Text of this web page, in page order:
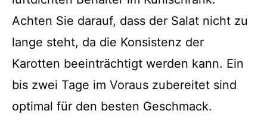
Achten Sie darauf, dass der Salat nicht zu
lange steht, da die Konsistenz der
Karotten beeinträchtigt werden kann. Ein
bis zwei Tage im Voraus zubereitet sind
optimal für den besten Geschmack.